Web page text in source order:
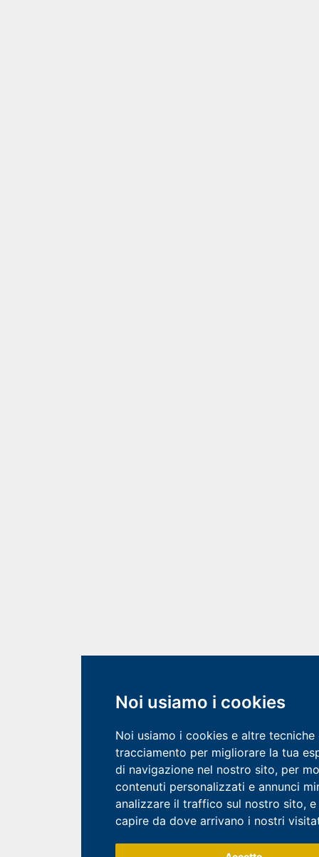
Noi usiamo i cookies
Noi usiamo i cookies e altre tecniche
tracciamento per migliorare la tua
di navigazione nel nostro sito, per
contenuti personalizzati e annunci
analizzare il traffico sul nostro sito, e
capire da dove arrivano i nostri